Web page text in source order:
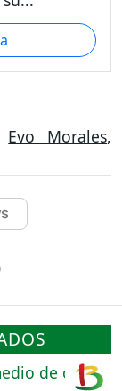
Evo Morales,